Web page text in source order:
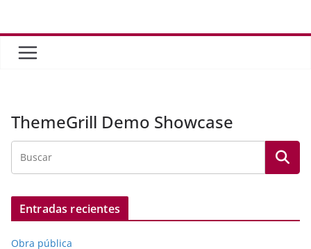
contenido
ThemeGrill Demo Showcase
Entradas recientes
Obra pública